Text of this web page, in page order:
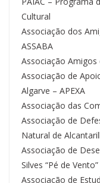
Cultural
Associação dos
ASSABA
Associação Amigos
Associação de
Algarve – APEXA
Associação das
Associação de
Natural de
Associação de
Silves “Pé de Vento”
Associação de